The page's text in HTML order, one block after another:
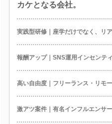
カケとなる会社。
実践型研修｜座学だけでなく、リ
報酬アップ｜SNS運用インセンテ
高い自由度｜フリーランス・リモ
激アツ案件｜有名インフルエンサ